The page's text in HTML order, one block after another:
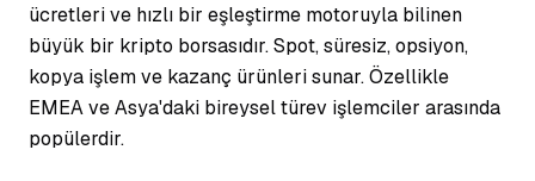
ücretleri ve hızlı bir eşleştirme motoruyla bilinen
büyük bir kripto borsasıdır. Spot, süresiz, opsiyon,
kopya işlem ve kazanç ürünleri sunar. Özellikle
EMEA ve Asya'daki bireysel türev işlemciler arasında
popülerdir.